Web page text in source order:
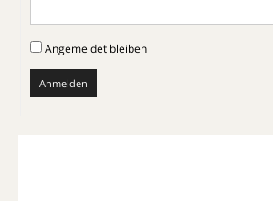
Angemeldet bleiben
Anmelden